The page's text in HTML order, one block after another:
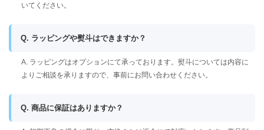
いてください。
Q. ラッピングや熨斗はできますか？
A. ラッピングはオプションにて承っております。熨斗については内容に
よりご相談を承りますので、事前にお問い合わせください。
Q. 商品に保証はありますか？